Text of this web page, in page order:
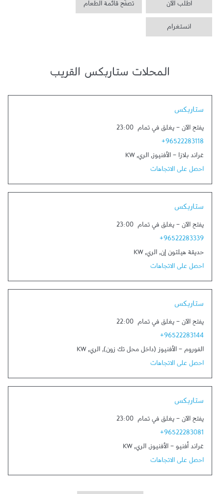
اطلب الآن تصفّح قائمة الطعام
انستغرام
المحلات ستاربكس القريب
ستاربكس
يفتح الآن - يغلق في تمام 23:00
+96522283118
غراند بلازا - الأفنيوز, الري,
KW
احصل على الاتجاهات
ستاربكس
يفتح الآن - يغلق في تمام 23:00
+96522283339
حديقة هيلتون إن, الري,
KW
احصل على الاتجاهات
ستاربكس
يفتح الآن - يغلق في تمام 22:00
+96522283144
الفوروم - الأفنيوز (داخل محل تك زون), الري,
KW
احصل على الاتجاهات
ستاربكس
يفتح الآن - يغلق في تمام 23:00
+96522283081
غراند أفنيو - الأفنيوز, الري,
KW
احصل على الاتجاهات